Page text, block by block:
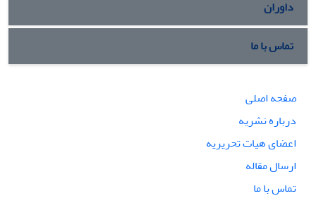
داوران
تماس با ما
صفحه اصلی
درباره نشریه
اعضای هیات تحریریه
ارسال مقاله
تماس با ما